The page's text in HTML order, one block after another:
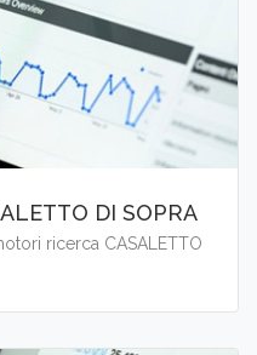
DI SOPRA
ricerca CASALETTO